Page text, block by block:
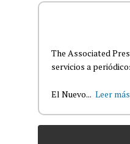
The Associated
servicios a
El Nuevo... Leer más